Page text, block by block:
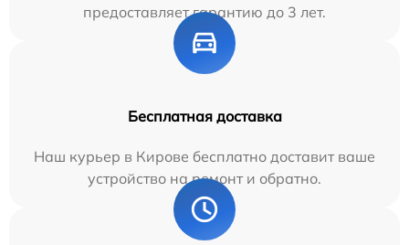
предоставляет гарантию до 3 лет.
Бесплатная доставка
Наш курьер в Кирове бесплатно доставит ваше
устройство на ремонт и обратно.